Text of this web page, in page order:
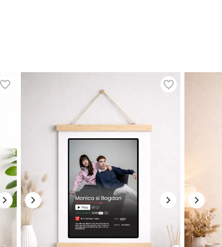
sau creează un set tematic pentru cei dragi. Decorarea
ți personalizezi spațiul sau să oferi un astfel de cadou,